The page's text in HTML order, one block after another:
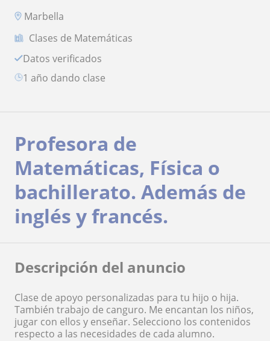
Marbella
Clases de Matemáticas
Datos verificados
1 año dando clase
Profesora de
Matemáticas, Física o
bachillerato. Además de
inglés y francés.
Descripción del anuncio
Clase de apoyo personalizadas para tu hijo o hija.
También trabajo de canguro. Me encantan los niños,
jugar con ellos y enseñar. Selecciono los contenidos
respecto a las necesidades de cada alumno.